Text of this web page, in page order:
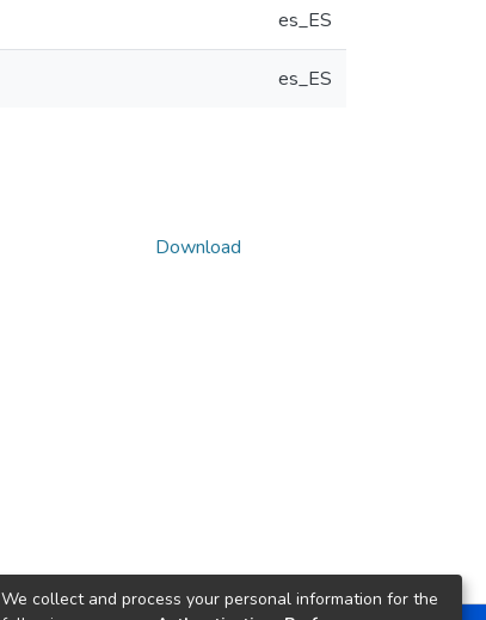
es_ES
es_ES
Download
We collect and process your personal information for the